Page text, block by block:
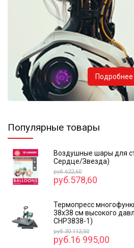
Подробнее
Популярные товары
Воздушные шары для
Сердце/Звезда)
руб.622,60
руб.578,60
Термопресс
38х38 см высокого
CHP3838-1)
руб.30 112,50
руб.16 995,00